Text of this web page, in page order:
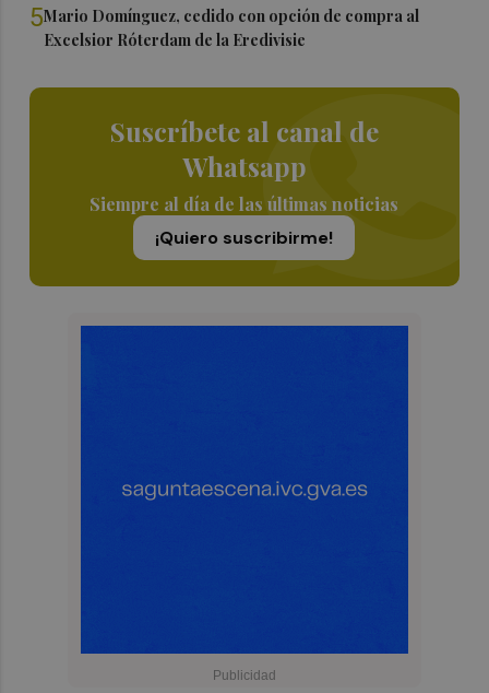
5Mario Domínguez, cedido con opción de compra al
Excelsior Róterdam de la Eredivisie
Suscríbete al canal de
Whatsapp
Siempre al día de las últimas noticias
¡Quiero suscribirme!